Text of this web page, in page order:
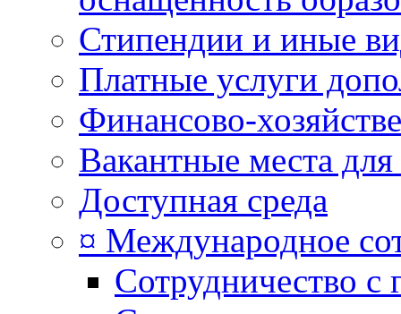
Стипендии и иные
Платные услуги
Финансово-
Вакантные места для
Доступная среда
¤ Международное
Сотрудничество